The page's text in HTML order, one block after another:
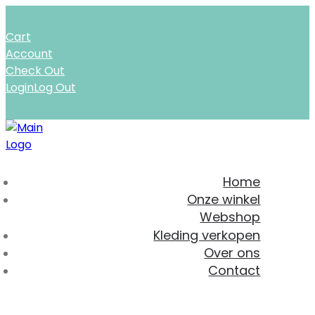
Cart
Account
Check Out
LoginLog Out
Home
Onze winkel
Webshop
Kleding verkopen
Over ons
Contact